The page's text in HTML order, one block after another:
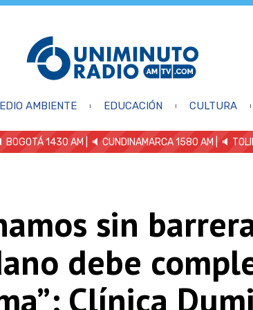
AMBIENTE EDUCACIÓN CULTURA
BOGOTÁ 1430 AM | 🔈 CUNDINAMARCA 1580 AM | 🔈
sin
debe
Clínica